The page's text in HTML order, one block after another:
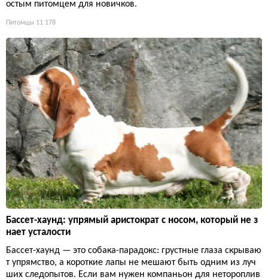
остым питомцем для новичков.
Питомцы 11 178
Бассет-хаунд: упрямый аристократ с носом, который не з
нает усталости
Бассет-хаунд — это собака-парадокс: грустные глаза скрываю
т упрямство, а короткие лапы не мешают быть одним из луч
ших следопытов. Если вам нужен компаньон для нетороплив